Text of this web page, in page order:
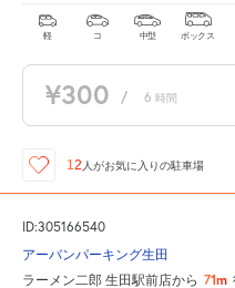
軽 コ 中型 ボックス
¥300 / 6 時間
12 人がお気に入りの駐車場
ID:305166540
アーバンパーキング生田
ラーメン二郎 生田駅前店から 71m